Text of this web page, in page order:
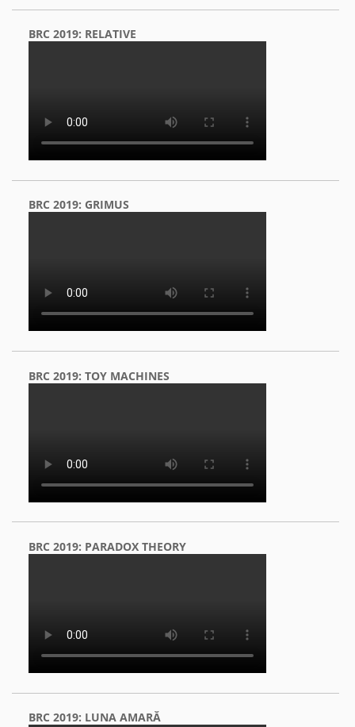
BRC 2019: RELATIVE
BRC 2019: GRIMUS
BRC 2019: TOY MACHINES
BRC 2019: PARADOX THEORY
BRC 2019: LUNA AMARĂ